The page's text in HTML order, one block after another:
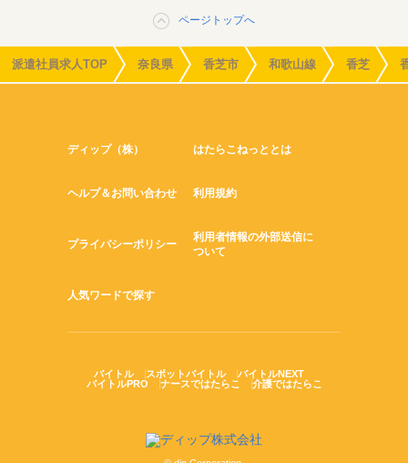
ページトップへ
派遣社員求人TOP 奈良県 香芝市 和歌山線 香芝
ディップ（株） はたらこねっととは
ヘルプ＆お問い合わせ 利用規約
プライバシーポリシー
利用者情報の外部送信に
ついて
人気ワードで探す
バイトル スポットバイトル
バイトルNEXT
バイトルPRO
ナースではたらこ 介護ではたらこ